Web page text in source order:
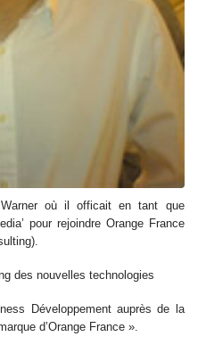
où il officait en tant que
pour rejoindre Orange France
des nouvelles technologies
Développement auprès de la
d’Orange France ».